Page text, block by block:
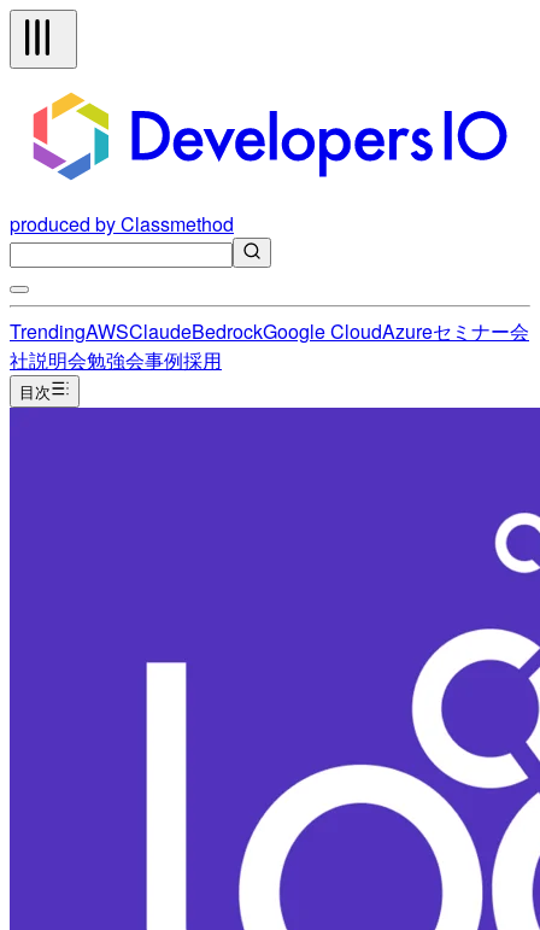
produced by Classmethod
TrendingAWSClaudeBedrockGoogle CloudAzureセミナー会
社説明会勉強会事例採用
目次